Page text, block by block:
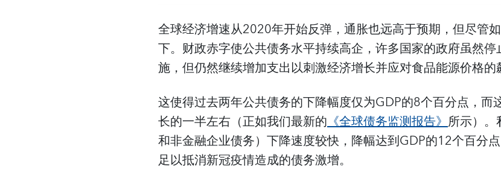
全球经济增速从2020年开始反弹，通胀也远高于预期，但尽管
下。财政赤字使公共债务水平持续高企，许多国家的政府虽然
施，但仍然继续增加支出以刺激经济增长并应对食品能源价格的
这使得过去两年公共债务的下降幅度仅为GDP的8个百分点，而
长的一半左右（正如我们最新的《全球债务监测报告》所示）。
和非金融企业债务）下降速度较快，降幅达到GDP的12个百分
足以抵消新冠疫情造成的债务激增。